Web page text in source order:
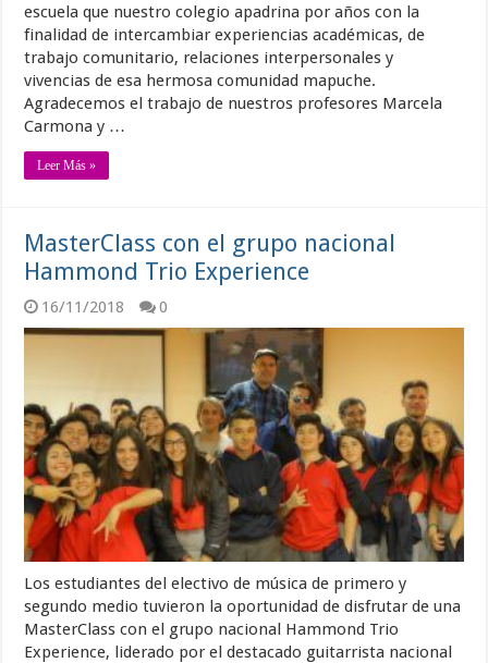
escuela que nuestro colegio apadrina por años con la
finalidad de intercambiar experiencias académicas, de
trabajo comunitario, relaciones interpersonales y
vivencias de esa hermosa comunidad mapuche.
Agradecemos el trabajo de nuestros profesores Marcela
Carmona y …
Leer Más »
MasterClass con el grupo nacional
Hammond Trio Experience
16/11/2018 0
Los estudiantes del electivo de música de primero y
segundo medio tuvieron la oportunidad de disfrutar de una
MasterClass con el grupo nacional Hammond Trio
Experience, liderado por el destacado guitarrista nacional